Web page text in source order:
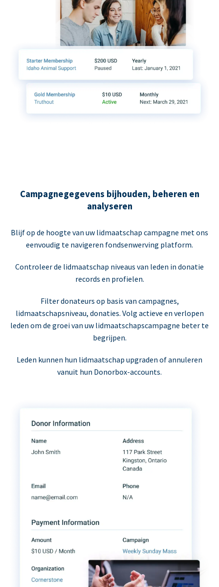
Campagnegegevens bijhouden, beheren en
analyseren
Blijf op de hoogte van uw lidmaatschap campagne met ons
eenvoudig te navigeren fondsenwerving platform.
Controleer de lidmaatschap niveaus van leden in donatie
records en profielen.
Filter donateurs op basis van campagnes,
lidmaatschapsniveau, donaties. Volg actieve en verlopen
leden om de groei van uw lidmaatschapscampagne beter te
begrijpen.
Leden kunnen hun lidmaatschap upgraden of annuleren
vanuit hun Donorbox-accounts.